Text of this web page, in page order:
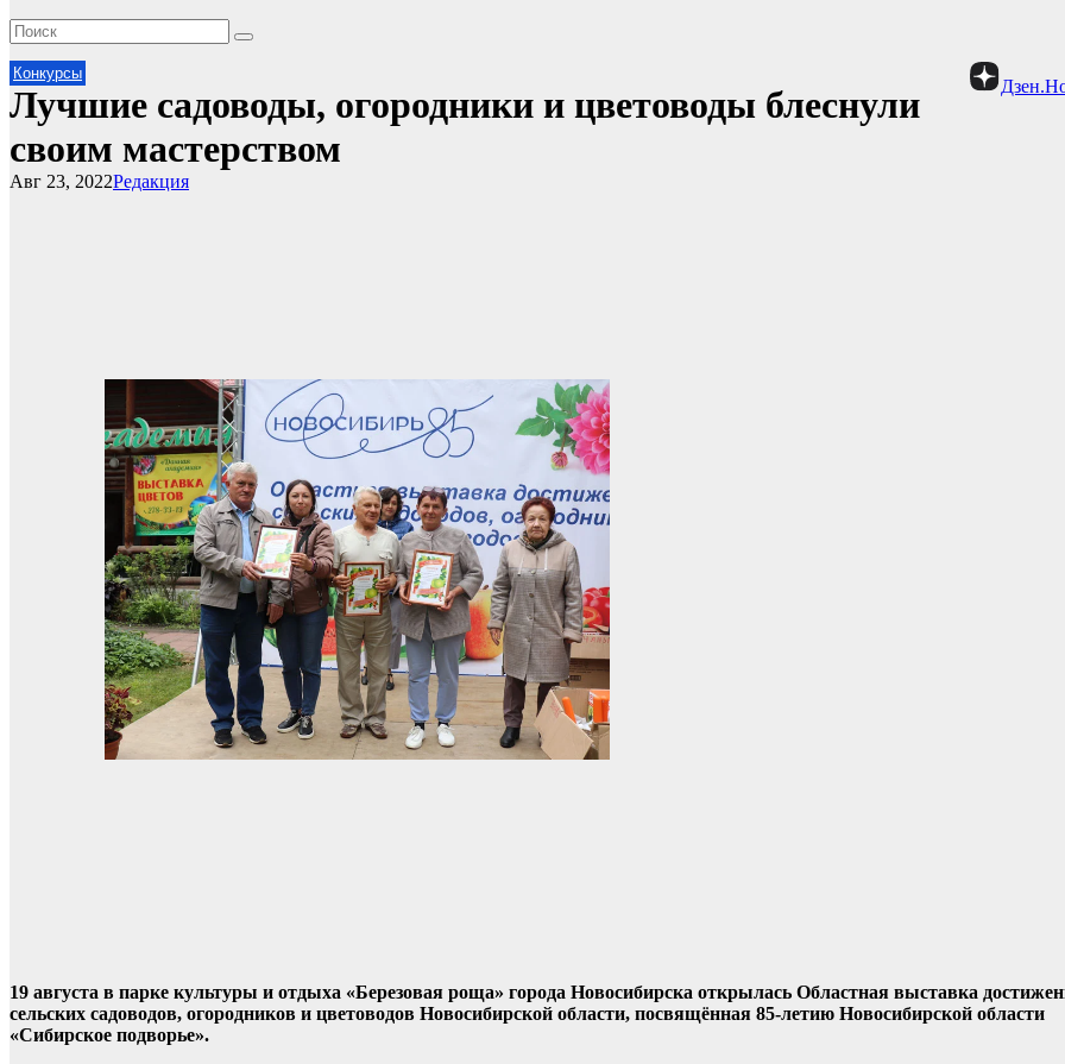
Конкурсы
Лучшие садоводы, огородники и цветоводы блеснули
своим мастерством
Редакция
Авг 23, 2022
19 августа в парке культуры и отдыха «Березовая роща» города Новосибирска открылась Областная выставка
сельских садоводов, огородников и цветоводов Новосибирской области, посвящённая 85-летию Новосибирской области
«Сибирское подворье».